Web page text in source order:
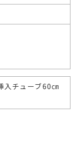
入チューブ60㎝